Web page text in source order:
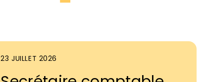
23 JUILLET 2026